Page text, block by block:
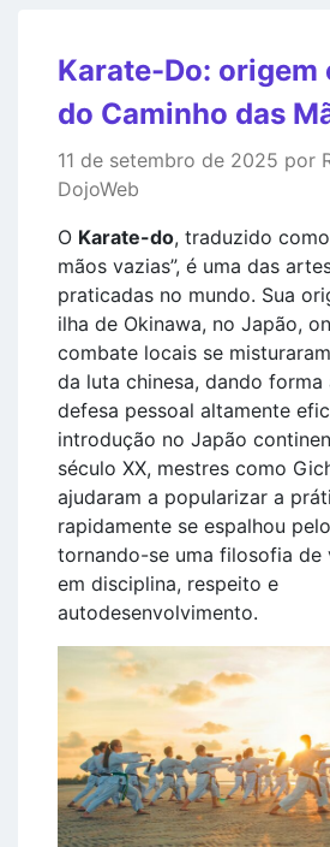
Karate-Do: origem
do Caminho das
11 de setembro de 2025 por
DojoWeb
O Karate-do, traduzido
mãos vazias”, é uma das
praticadas no mundo. Sua
ilha de Okinawa, no Japão,
combate locais se
da luta chinesa, dando forma
defesa pessoal altamente
introdução no Japão
século XX, mestres como
ajudaram a popularizar a
rapidamente se espalhou
tornando-se uma filosofia de
em disciplina, respeito e
autodesenvolvimento.